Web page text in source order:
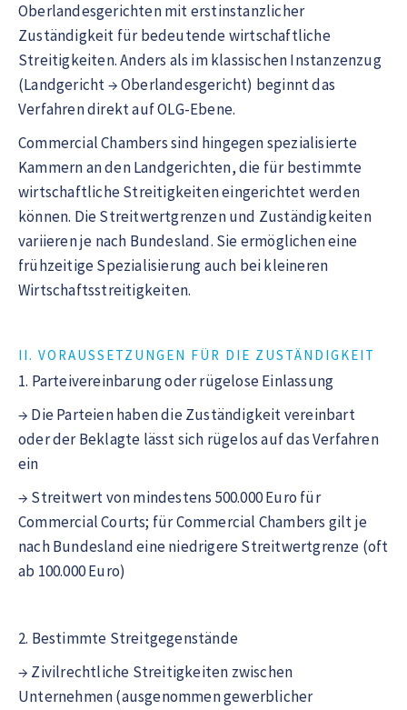
Oberlandesgerichten mit erstinstanzlicher
Zuständigkeit für bedeutende wirtschaftliche
Streitigkeiten. Anders als im klassischen Instanzenzug
(Landgericht → Oberlandesgericht) beginnt das
Verfahren direkt auf OLG-Ebene.
Commercial Chambers sind hingegen spezialisierte
Kammern an den Landgerichten, die für bestimmte
wirtschaftliche Streitigkeiten eingerichtet werden
können. Die Streitwertgrenzen und Zuständigkeiten
variieren je nach Bundesland. Sie ermöglichen eine
frühzeitige Spezialisierung auch bei kleineren
Wirtschaftsstreitigkeiten.
II. VORAUSSETZUNGEN FÜR DIE ZUSTÄNDIGKEIT
1. Parteivereinbarung oder rügelose Einlassung
→ Die Parteien haben die Zuständigkeit vereinbart
oder der Beklagte lässt sich rügelos auf das Verfahren
ein
→ Streitwert von mindestens 500.000 Euro für
Commercial Courts; für Commercial Chambers gilt je
nach Bundesland eine niedrigere Streitwertgrenze (oft
ab 100.000 Euro)
2. Bestimmte Streitgegenstände
→ Zivilrechtliche Streitigkeiten zwischen
Unternehmen (ausgenommen gewerblicher